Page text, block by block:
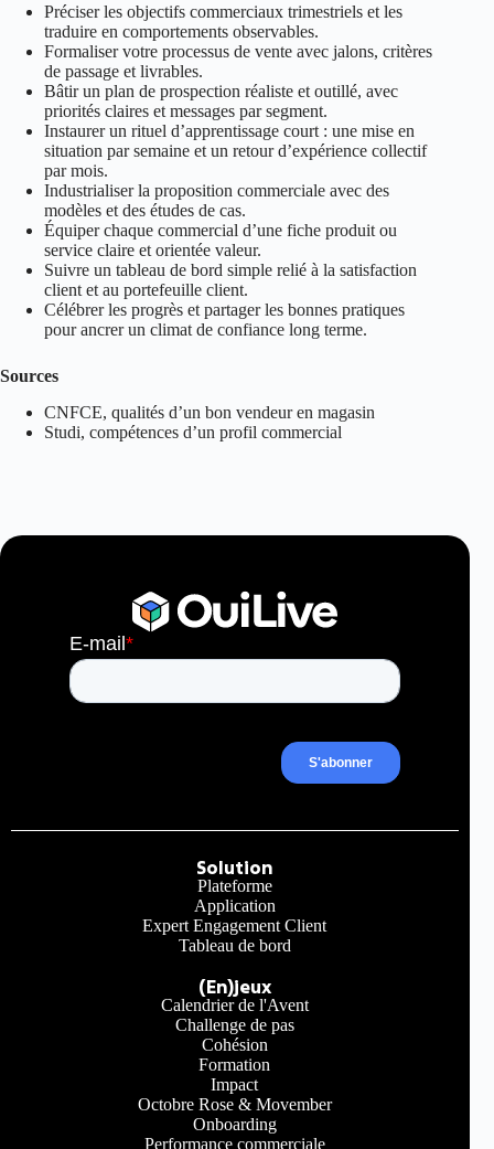
Préciser les objectifs commerciaux trimestriels et les
traduire en comportements observables.
Formaliser votre processus de vente avec jalons, critères
de passage et livrables.
Bâtir un plan de prospection réaliste et outillé, avec
priorités claires et messages par segment.
Instaurer un rituel d’apprentissage court : une mise en
situation par semaine et un retour d’expérience collectif
par mois.
Industrialiser la proposition commerciale avec des
modèles et des études de cas.
Équiper chaque commercial d’une fiche produit ou
service claire et orientée valeur.
Suivre un tableau de bord simple relié à la satisfaction
client et au portefeuille client.
Célébrer les progrès et partager les bonnes pratiques
pour ancrer un climat de confiance long terme.
Sources
CNFCE, qualités d’un bon vendeur en magasin
Studi, compétences d’un profil commercial
Solution
Plateforme
Application
Expert Engagement Client
Tableau de bord
(En)jeux
Calendrier de l'Avent
Challenge de pas
Cohésion
Formation
Impact
Octobre Rose & Movember
Onboarding
Performance commerciale